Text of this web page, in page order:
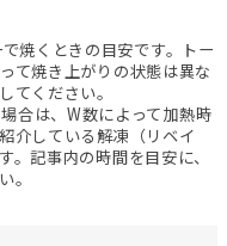
焼くときの目安です。トー
て焼き上がりの状態は異な
てください。
合は、W数によって加熱時
介している解凍（リベイ
記事内の時間を目安に、
。